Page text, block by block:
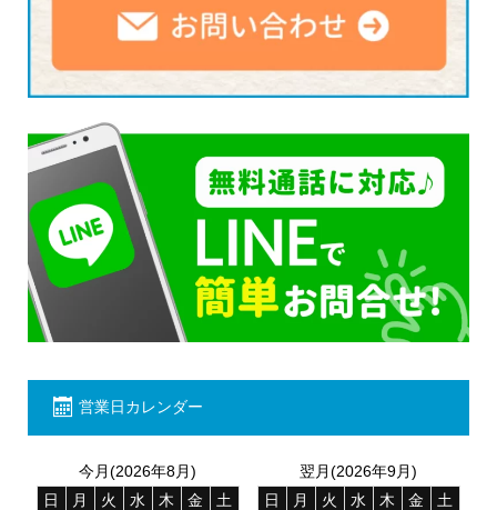
営業日カレンダー
今月(2026年8月)
日
月 火 水 木 金
土
翌月(2026年9月)
日
月 火 水 木 金
土